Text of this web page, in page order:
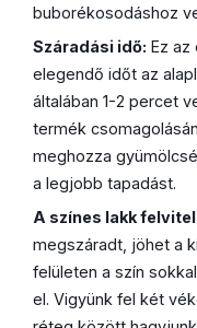
buborékosodáshoz
Száradási idő: Ez az
elegendő időt az
általában 1-2 percet
termék
meghozza
a legjobb tapadást.
A színes lakk
megszáradt, jöhet a
felületen a szín
el. Vigyünk fel két